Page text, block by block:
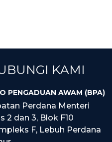
KAMI
PENGADUAN AWAM (BPA)
Perdana Menteri
2 dan 3, Blok F10
F, Lebuh Perdana